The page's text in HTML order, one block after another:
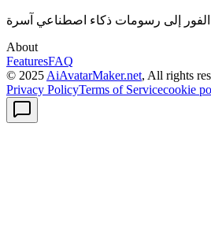
About
FeaturesFAQ
© 2025 AiAvatarMaker.net, All rights
Privacy PolicyTerms of Servicecookie